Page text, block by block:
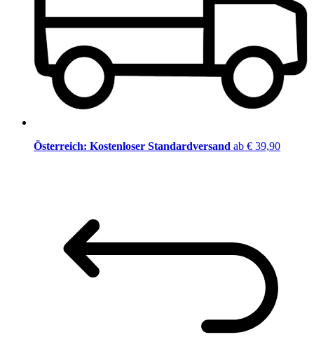
Österreich: Kostenloser Standardversand ab € 39,90